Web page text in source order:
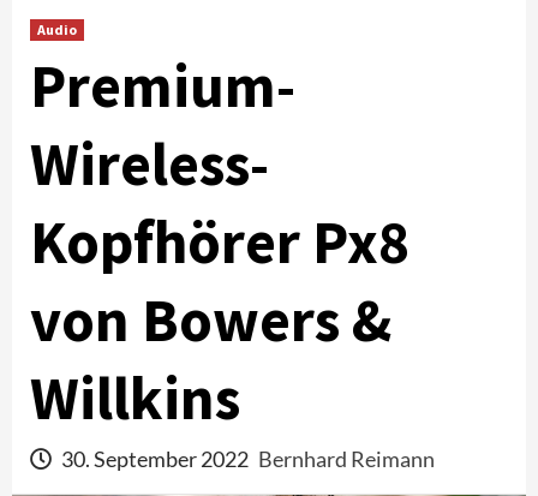
Audio
Premium-
Wireless-
Kopfhörer Px8
von Bowers &
Willkins
30. September 2022 Bernhard Reimann